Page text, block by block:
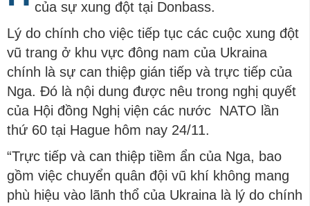
của sự xung đột tại Donbass.
Lý do chính cho việc tiếp tục các cuộc xung đột
vũ trang ở khu vực đông nam của Ukraina
chính là sự can thiệp gián tiếp và trực tiếp của
Nga. Đó là nội dung được nêu trong nghị quyết
của Hội đồng Nghị viện các nước NATO lần
thứ 60 tại Hague hôm nay 24/11.
“Trực tiếp và can thiệp tiềm ẩn của Nga, bao
gồm việc chuyển quân đội vũ khí không mang
phù hiệu vào lãnh thổ của Ukraina là lý do chính